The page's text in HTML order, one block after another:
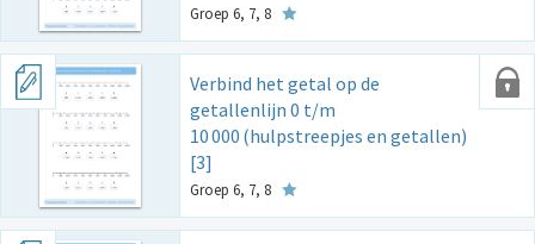
Groep 6, 7, 8
Verbind het getal op de
getallenlijn 0 t/m
10000 (hulpstreepjes en getallen)
[3]
Groep 6, 7, 8